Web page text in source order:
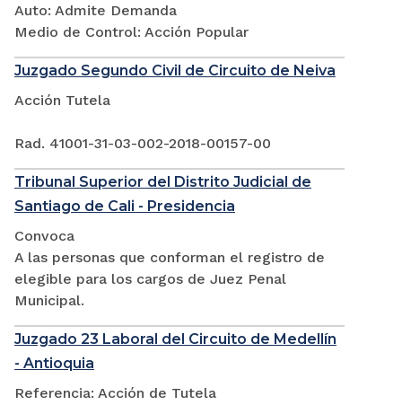
Auto: Admite Demanda
Medio de Control: Acción Popular
Juzgado Segundo Civil de Circuito de Neiva
Acción Tutela
Rad. 41001-31-03-002-2018-00157-00
Tribunal Superior del Distrito Judicial de
Santiago de Cali - Presidencia
Convoca
A las personas que conforman el registro de
elegible para los cargos de Juez Penal
Municipal.
Juzgado 23 Laboral del Circuito de Medellín
- Antioquia
Referencia: Acción de Tutela